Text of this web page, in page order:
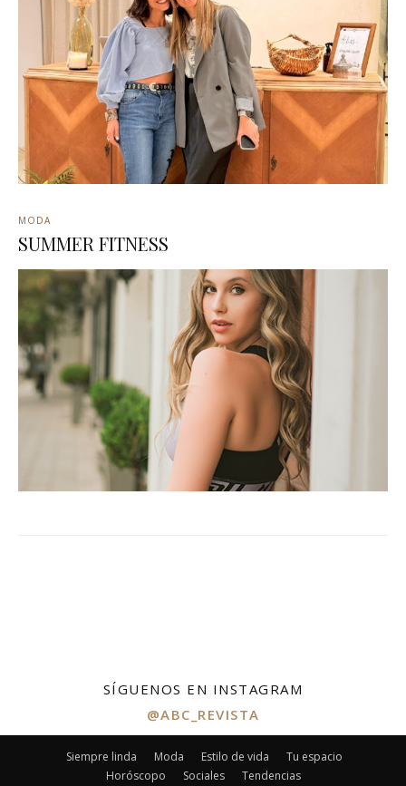
MODA
SUMMER FITNESS
SÍGUENOS EN INSTAGRAM
@ABC_REVISTA
Siempre linda Moda Estilo de vida
Tu espacio
Horóscopo
Sociales Tendencias